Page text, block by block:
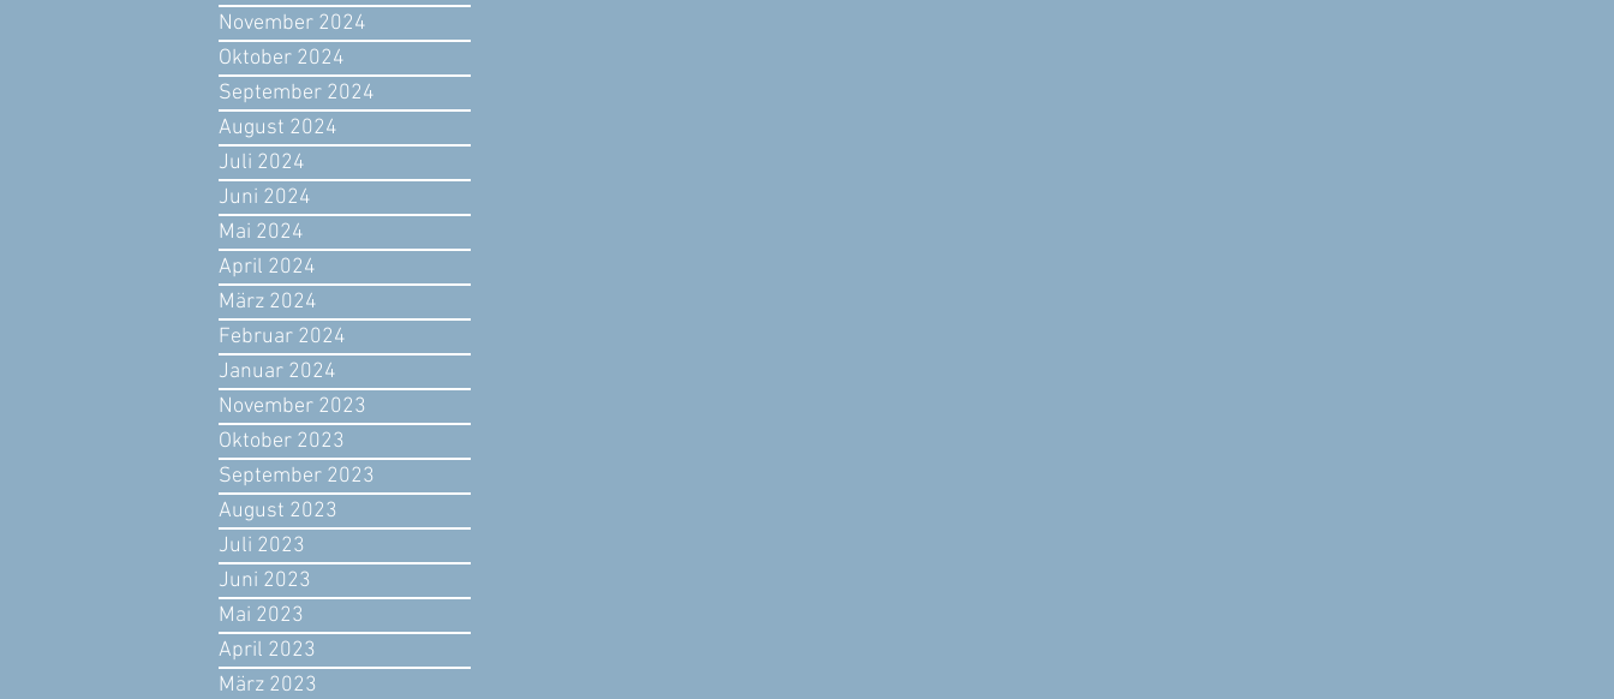
November 2024
Oktober 2024
September 2024
August 2024
Juli 2024
Juni 2024
Mai 2024
April 2024
März 2024
Februar 2024
Januar 2024
November 2023
Oktober 2023
September 2023
August 2023
Juli 2023
Juni 2023
Mai 2023
April 2023
März 2023